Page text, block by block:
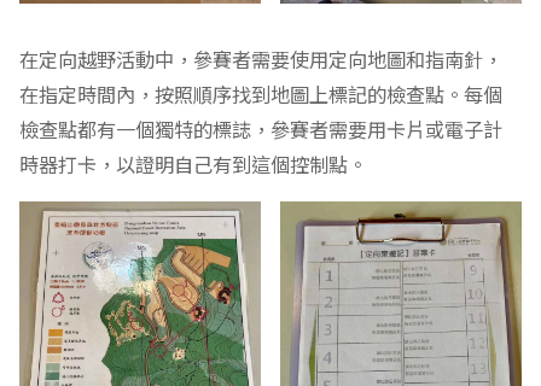
在定向越野活動中，參賽者需要使用定向地圖和指南針，
在指定時間內，按照順序找到地圖上標記的檢查點。每個
檢查點都有一個獨特的標誌，參賽者需要用卡片或電子計
時器打卡，以證明自己有到這個控制點。